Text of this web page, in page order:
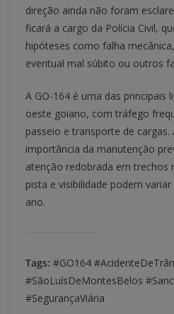
direção ainda não foram
ficará a cargo da Polícia Civil,
hipóteses como falha
eventual mal súbito ou outros
A GO-164 é uma das principais
oeste goiano, com tráfego
passeio e transporte de
importância da manutenção
atenção redobrada em trechos
pista e visibilidade podem
ano.
Tags: #GO164
#SãoLuísDeMontesBelos
#SegurançaViária